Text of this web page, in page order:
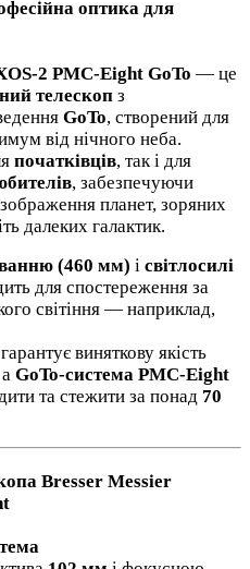
оптика для
2 PMC-Eight GoTo — це
телескоп з
GoTo, створений для
від нічного неба.
початківців, так і для
, забезпечуючи
планет, зоряних
далеких галактик.
(460 мм) і світлосилі
для спостереження за
світіння — наприклад,
гарантує виняткову якість
GoTo-система PMC-Eight
та стежити за понад 70
Bresser Messier